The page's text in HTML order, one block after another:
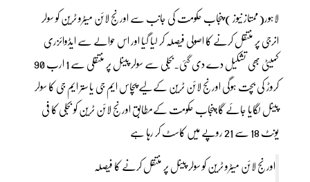
لاہور(ممتاز نیوز ) پنجاب حکومت کی جانب سے اورنج لائن میٹرو ٹرین کو سولر
انرجی پر منتقل کرنے کا اصولی فیصلہ کر لیا گیا اور اس حوالے سے ایڈوائزری
کمیٹی بھی تشکیل دے دی گئی۔بجلی سے سولر پینل پر منتقلی سے 1 ارب 90
کروڑ کی بچت ہوگی اورنج لائن ٹرین کےلیے پچاس ایم جی یا ستر ایم جی کا سولر
پینل لگایا جائے گا،پنجاب حکومت کےمطابق اورنج لائن ٹرین کو بجلی کا فی
یونٹ 18 سے 21 روپے میں کاسٹ کر رہا ہے
اورنج لائن میٹرو ٹرین کو سولر پینل پر منتقل کرنے کا فیصلہ